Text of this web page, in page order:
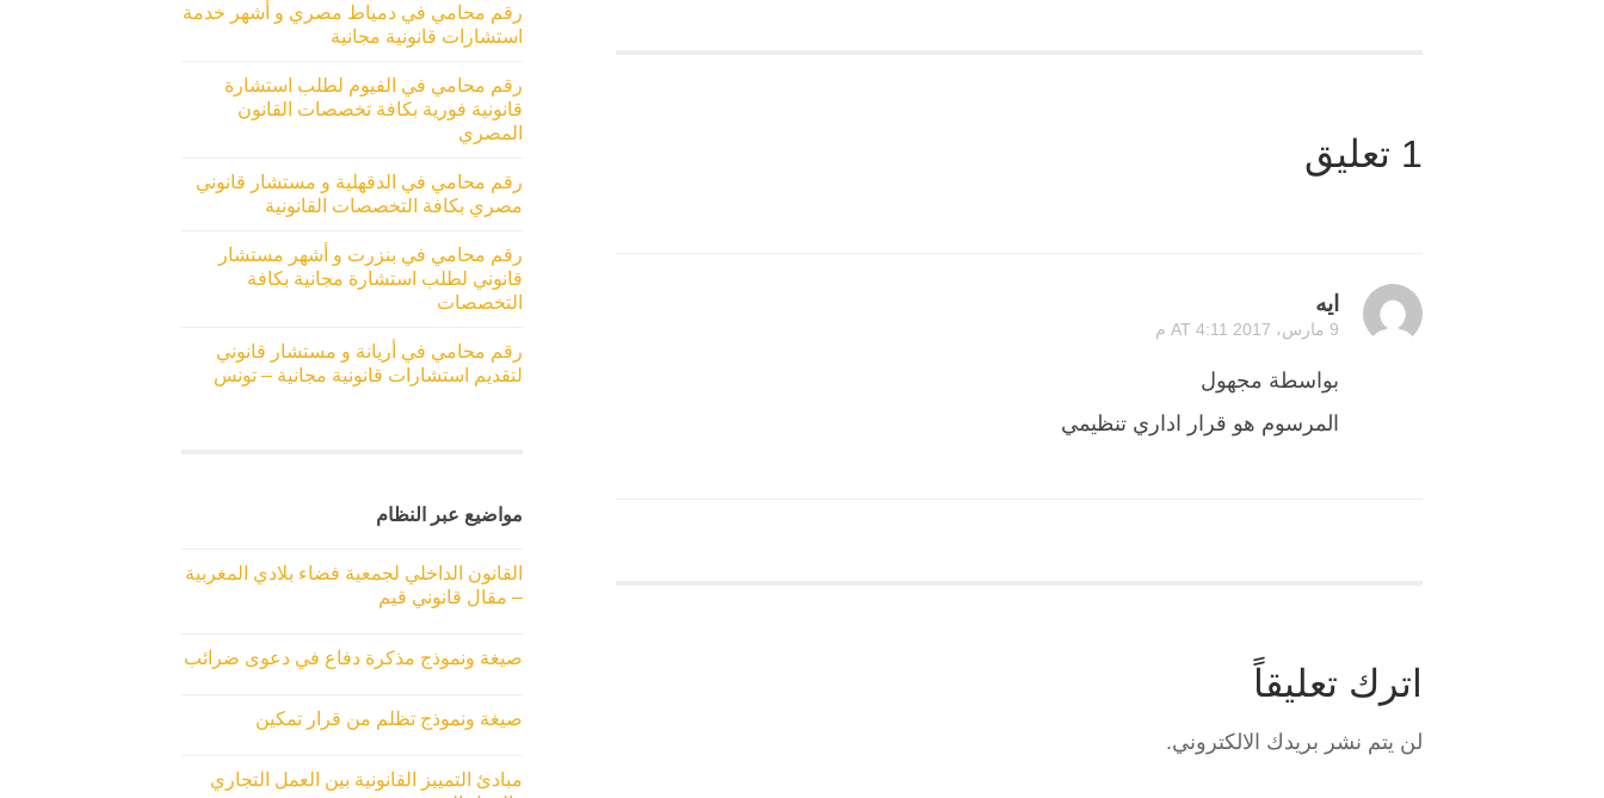
1 تعليق
ايه
9 مارس، 2017 AT 4:11 م
بواسطة مجهول
المرسوم هو قرار اداري تنظيمي
اترك تعليقاً
لن يتم نشر بريدك الالكتروني.
رقم محامي في دمياط مصري و أشهر خدمة
استشارات قانونية مجانية
رقم محامي في الفيوم لطلب استشارة
قانونية فورية بكافة تخصصات القانون
المصري
رقم محامي في الدقهلية و مستشار قانوني
مصري بكافة التخصصات القانونية
رقم محامي في بنزرت و أشهر مستشار
قانوني لطلب استشارة مجانية بكافة
التخصصات
رقم محامي في أريانة و مستشار قانوني
لتقديم استشارات قانونية مجانية – تونس
مواضيع عبر النظام
القانون الداخلي لجمعية فضاء بلادي المغربية
– مقال قانوني قيم
صيغة ونموذج مذكرة دفاع في دعوى ضرائب
صيغة ونموذج تظلم من قرار تمكين
مبادئ التمييز القانونية بين العمل التجاري